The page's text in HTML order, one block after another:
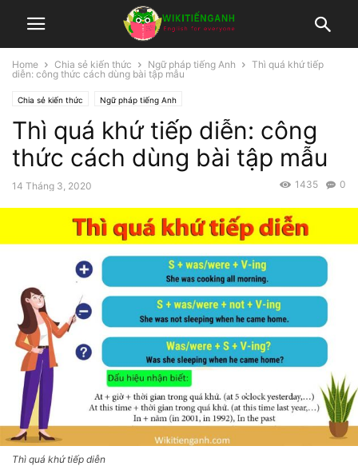
Home Chia sẻ kiến thức Ngữ pháp tiếng Anh
Thì quá khứ tiếp
diễn: công thức cách dùng bài tập mẫu
Chia sẻ kiến thức Ngữ pháp tiếng Anh
Thì quá khứ tiếp diễn: công
thức cách dùng bài tập mẫu
14 Tháng 3, 2020 0
1435
Thì quá khứ tiếp diễn